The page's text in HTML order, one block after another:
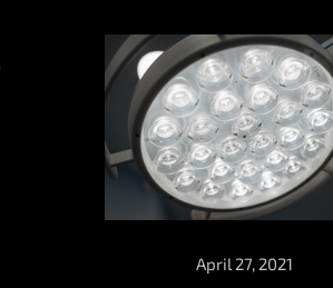
April 27, 2021